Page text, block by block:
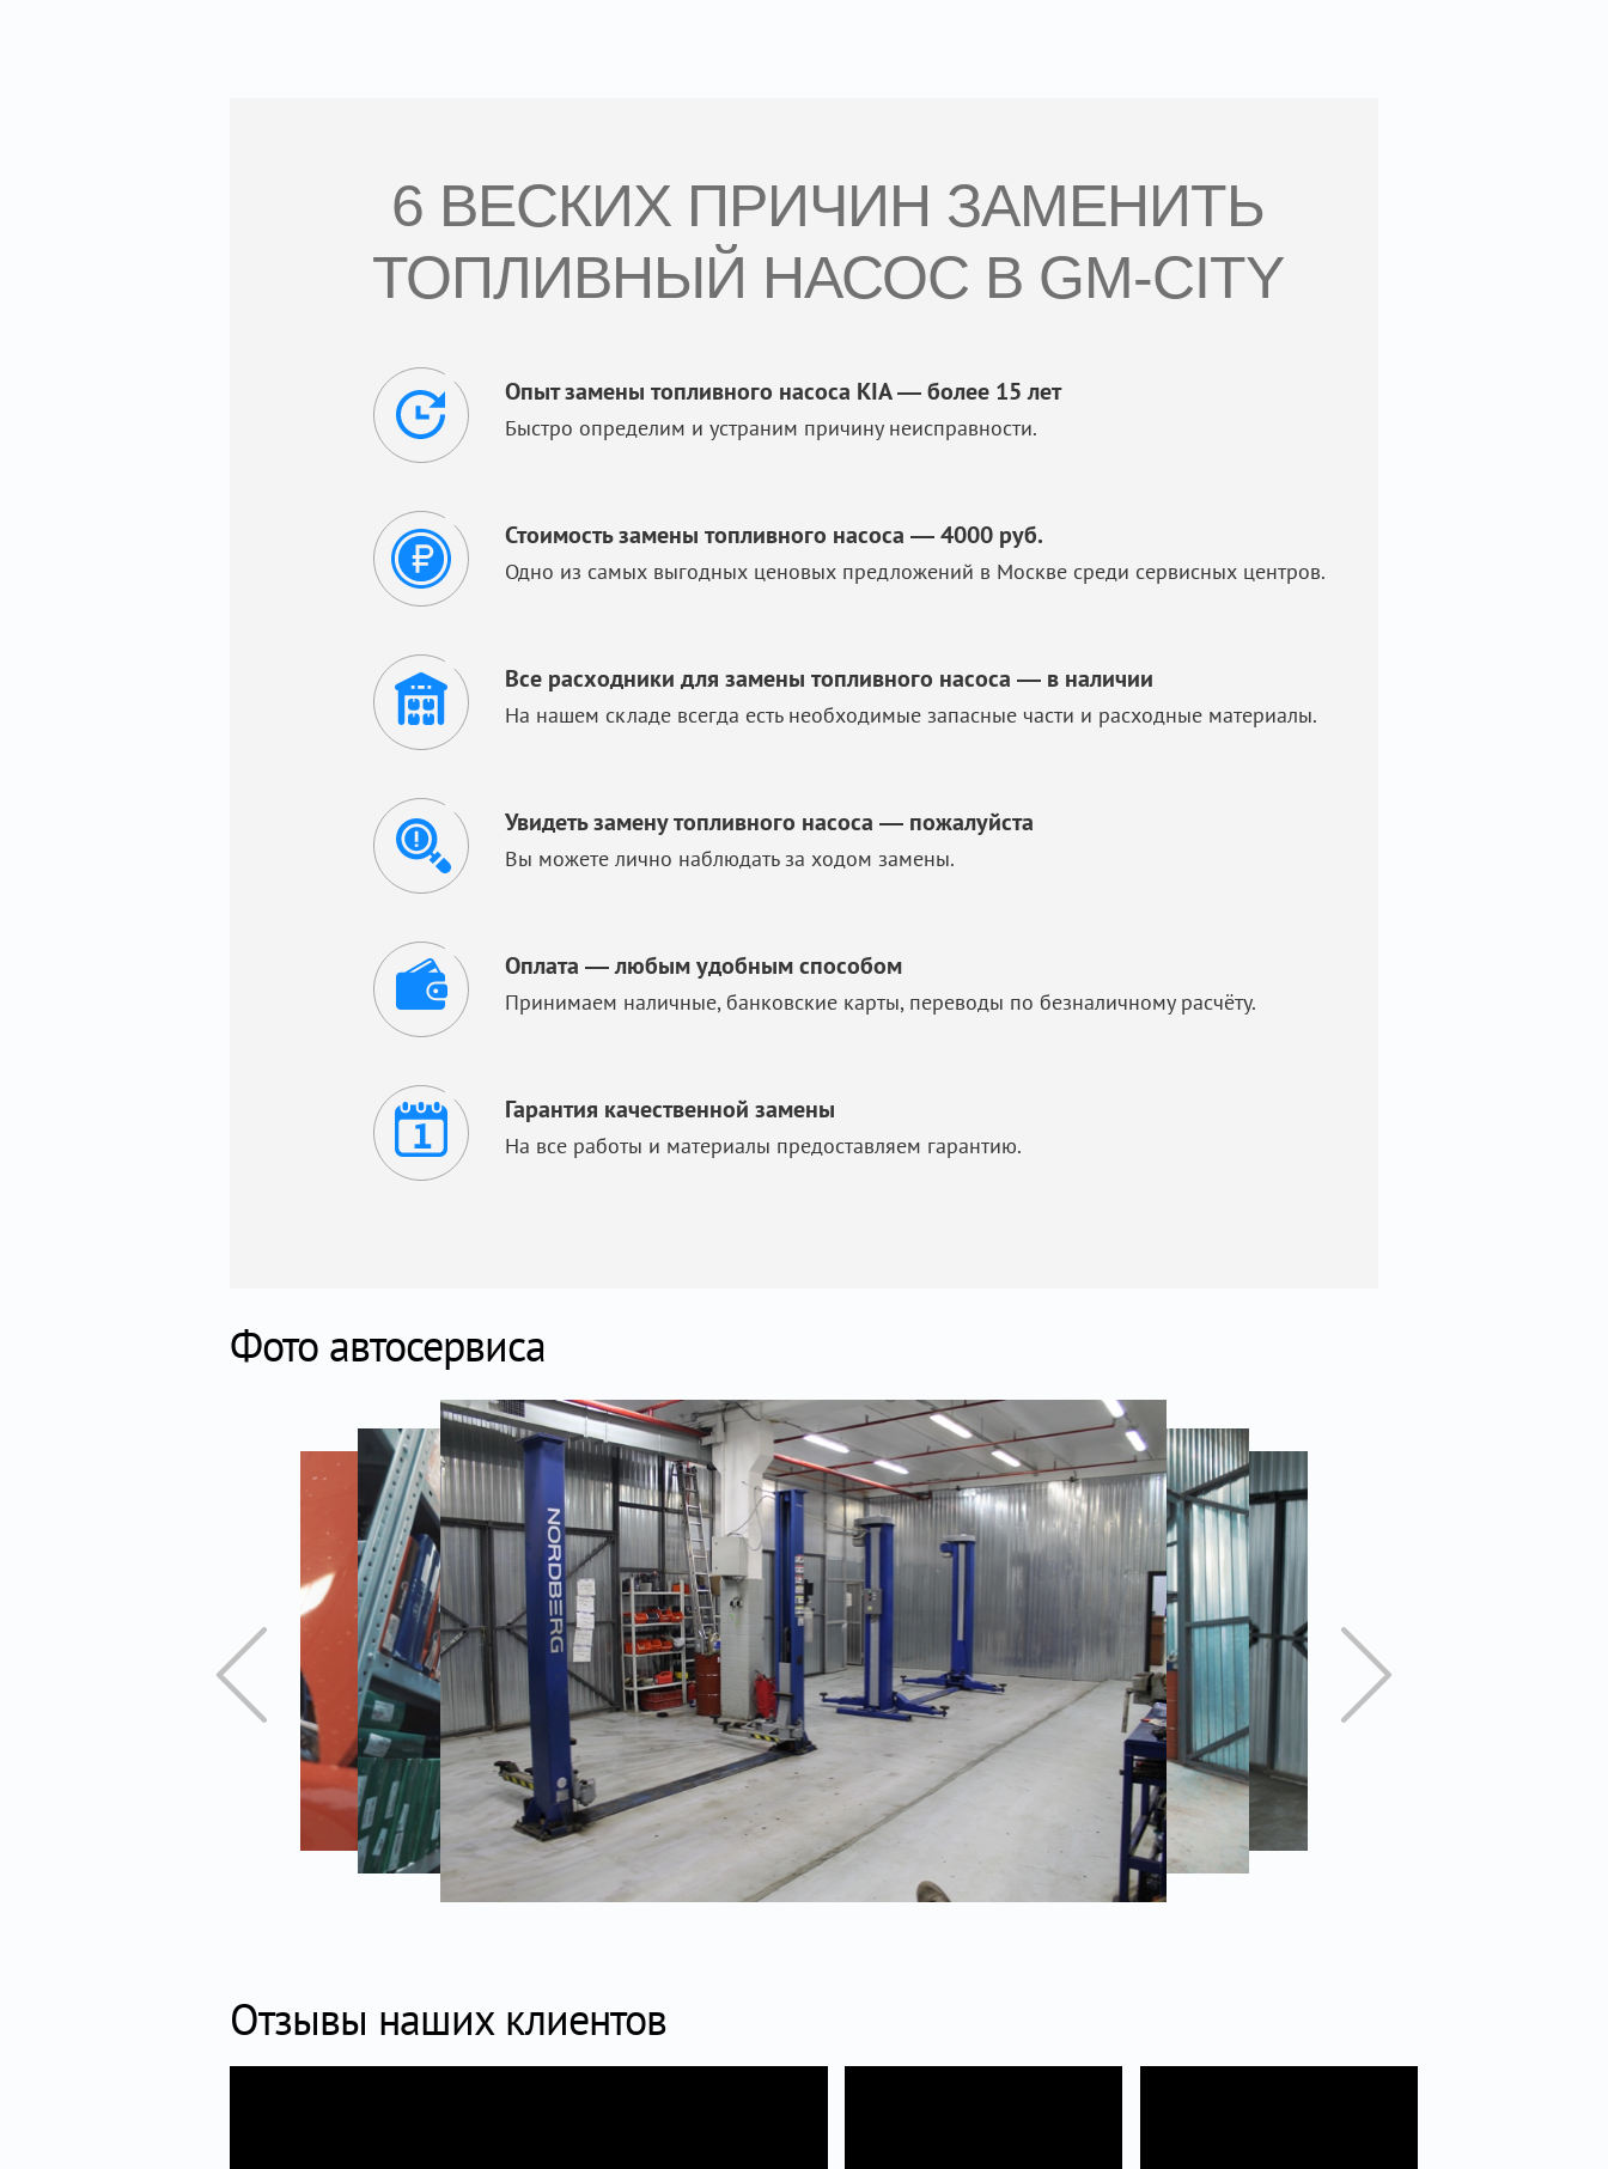
6 ВЕСКИХ ПРИЧИН ЗАМЕНИТЬ
ТОПЛИВНЫЙ НАСОС В GM-CITY
Опыт замены топливного насоса KIA — более 15 лет
Быстро определим и устраним причину неисправности.
Стоимость замены топливного насоса — 4000 руб.
Одно из самых выгодных ценовых предложений в Москве среди сервисных центров.
Все расходники для замены топливного насоса — в наличии
На нашем складе всегда есть необходимые запасные части и расходные материалы.
Увидеть замену топливного насоса — пожалуйста
Вы можете лично наблюдать за ходом замены.
Оплата — любым удобным способом
Принимаем наличные, банковские карты, переводы по безналичному расчёту.
Гарантия качественной замены
На все работы и материалы предоставляем гарантию.
Фото автосервиса
Отзывы наших клиентов